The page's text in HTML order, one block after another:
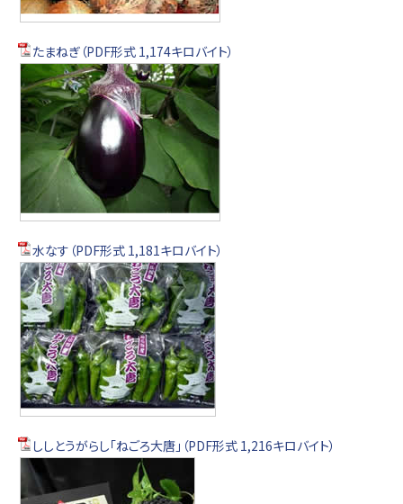
たまねぎ（PDF形式 1,174キロバイト）
水なす（PDF形式 1,181キロバイト）
ししとうがらし「ねごろ大唐」（PDF形式 1,216キロバイト）